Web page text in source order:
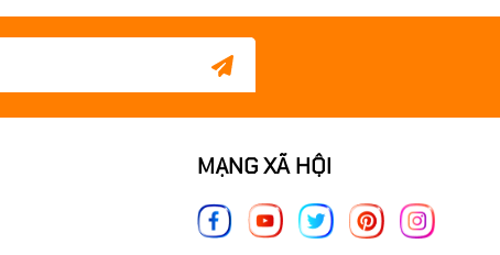
MẠNG XÃ HỘI